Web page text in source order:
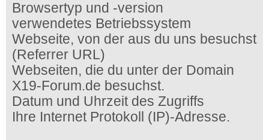
Browsertyp und -version
verwendetes Betriebssystem
Webseite, von der aus du uns besuchst
(Referrer URL)
Webseiten, die du unter der Domain
X19-Forum.de besuchst.
Datum und Uhrzeit des Zugriffs
Ihre Internet Protokoll (IP)-Adresse.